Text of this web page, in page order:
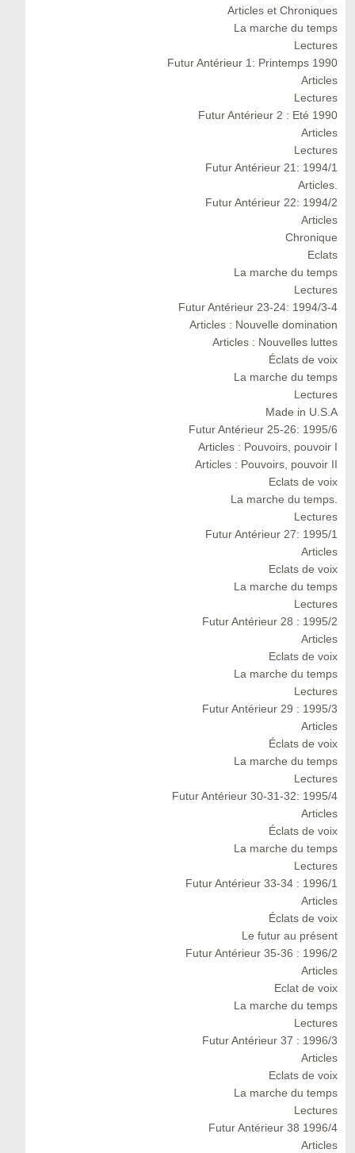
Articles et Chroniques
La marche du temps
Lectures
Futur Antérieur 1: Printemps 1990
Articles
Lectures
Futur Antérieur 2 : Eté 1990
Articles
Lectures
Futur Antérieur 21: 1994/1
Articles.
Futur Antérieur 22: 1994/2
Articles
Chronique
Eclats
La marche du temps
Lectures
Futur Antérieur 23-24: 1994/3-4
Articles : Nouvelle domination
Articles : Nouvelles luttes
Éclats de voix
La marche du temps
Lectures
Made in U.S.A
Futur Antérieur 25-26: 1995/6
Articles : Pouvoirs, pouvoir I
Articles : Pouvoirs, pouvoir II
Eclats de voix
La marche du temps.
Lectures
Futur Antérieur 27: 1995/1
Articles
Eclats de voix
La marche du temps
Lectures
Futur Antérieur 28 : 1995/2
Articles
Eclats de voix
La marche du temps
Lectures
Futur Antérieur 29 : 1995/3
Articles
Éclats de voix
La marche du temps
Lectures
Futur Antérieur 30-31-32: 1995/4
Articles
Éclats de voix
La marche du temps
Lectures
Futur Antérieur 33-34 : 1996/1
Articles
Éclats de voix
Le futur au présent
Futur Antérieur 35-36 : 1996/2
Articles
Eclat de voix
La marche du temps
Lectures
Futur Antérieur 37 : 1996/3
Articles
Eclats de voix
La marche du temps
Lectures
Futur Antérieur 38 1996/4
Articles